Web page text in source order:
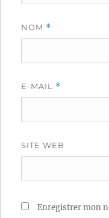
NOM *
E-MAIL *
SITE WEB
Enregistrer mon